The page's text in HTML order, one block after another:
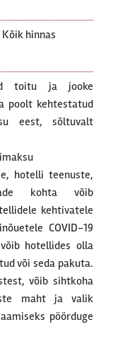
hinnas
toitu ja jooke
poolt kehtestatud
eest, sõltuvalt
hotelli teenuste,
kohta võib
kehtivatele
COVID-19
hotellides olla
või seda pakuta.
võib sihtkoha
maht ja valik
pöörduge